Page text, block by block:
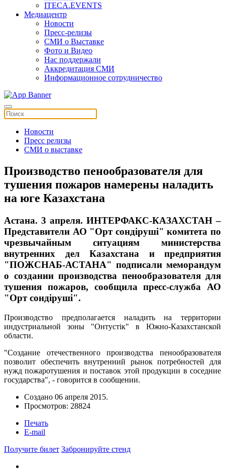
ITECA.EVENTS
Медиацентр
Новости
Пресс-релизы
СМИ о Выставке
Фото и Видео
Нас поддержали
Аккредитация СМИ
Информационное сотрудничество
Новости
Пресс релизы
СМИ о выставке
Производство пенообразователя для
тушения пожаров намерены наладить
на юге Казахстана
Астана. 3 апреля. ИНТЕРФАКС-КАЗАХСТАН –
Представители АО "Орт сондiрушi" комитета по
чрезвычайным ситуациям министерства
внутренних дел Казахстана и предприятия
"ПОЖСНАБ-АСТАНА" подписали меморандум
о создании производства пенообразователя для
тушения пожаров, сообщила пресс-служба АО
"Орт сондiрушi".
Производство предполагается наладить на территории
индустриальной зоны "Онтустiк" в Южно-Казахстанской
области.
"Создание отечественного производства пенообразователя
позволит обеспечить внутренний рынок потребностей для
нужд пожаротушения и поставок этой продукции в соседние
государства", - говорится в сообщении.
Создано 06 апреля 2015.
Просмотров: 28824
Печать
E-mail
Получите билет Забронируйте стенд